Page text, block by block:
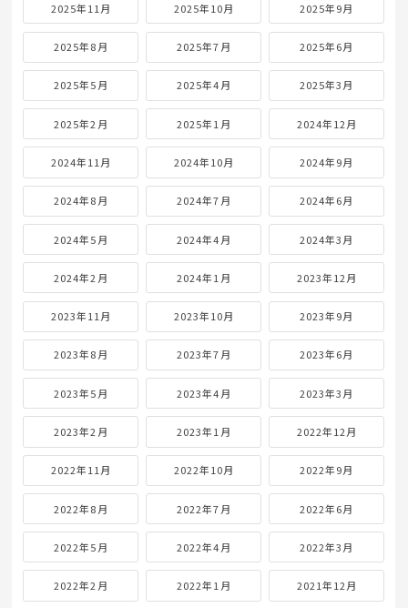
2025年11月 2025年10月 2025年9月
2025年8月 2025年7月 2025年6月
2025年5月 2025年4月 2025年3月
2025年2月 2025年1月 2024年12月
2024年11月 2024年10月 2024年9月
2024年8月 2024年7月 2024年6月
2024年5月 2024年4月 2024年3月
2024年2月 2024年1月 2023年12月
2023年11月 2023年10月 2023年9月
2023年8月 2023年7月 2023年6月
2023年5月 2023年4月 2023年3月
2023年2月 2023年1月 2022年12月
2022年11月 2022年10月 2022年9月
2022年8月 2022年7月 2022年6月
2022年5月 2022年4月 2022年3月
2022年2月 2022年1月 2021年12月